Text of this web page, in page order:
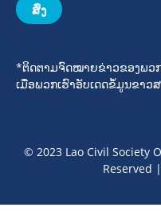
ສົ່ງ
*ຕິດຕາມຈົດໝາຍຂ່າວຂອງພວ
ເມື່ອພວກເຮົາອັບເດດຂໍ້ມູນຂາວ
© 2023 Lao Civil Society
Reserved